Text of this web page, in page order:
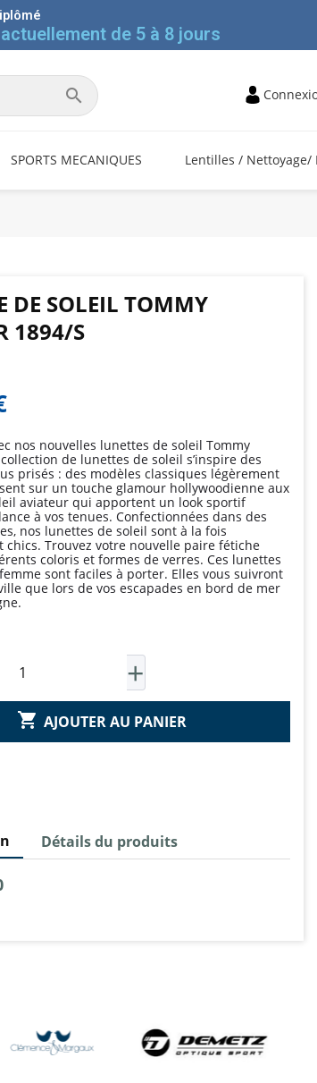
de 5 à 8 jours
SPORTS MECANIQUES Lentilles / Nettoyage/

DE SOLEIL TOMMY
1894/S
nos nouvelles lunettes de soleil Tommy
de lunettes de soleil s’inspire des
prisés : des modèles classiques légèrement
sur un touche glamour hollywoodienne aux
aviateur qui apportent un look sportif
à vos tenues. Confectionnées dans des
nos lunettes de soleil sont à la fois
chics. Trouvez votre nouvelle paire fétiche
coloris et formes de verres. Ces lunettes
sont faciles à porter. Elles vous suivront
que lors de vos escapades en bord de mer
 AJOUTER AU PANIER
Détails du produits